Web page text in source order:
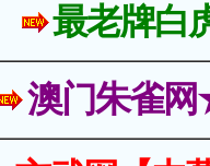
最老牌白
澳门朱雀